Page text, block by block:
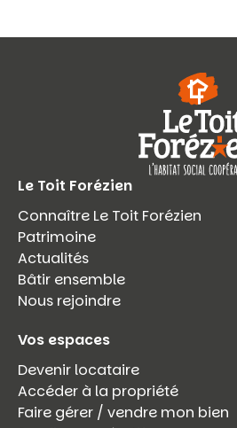
Le Toit Forézien
Connaître Le Toit Forézien
Patrimoine
Actualités
Bâtir ensemble
Nous rejoindre
Vos espaces
Devenir locataire
Accéder à la propriété
Faire gérer / vendre mon bien